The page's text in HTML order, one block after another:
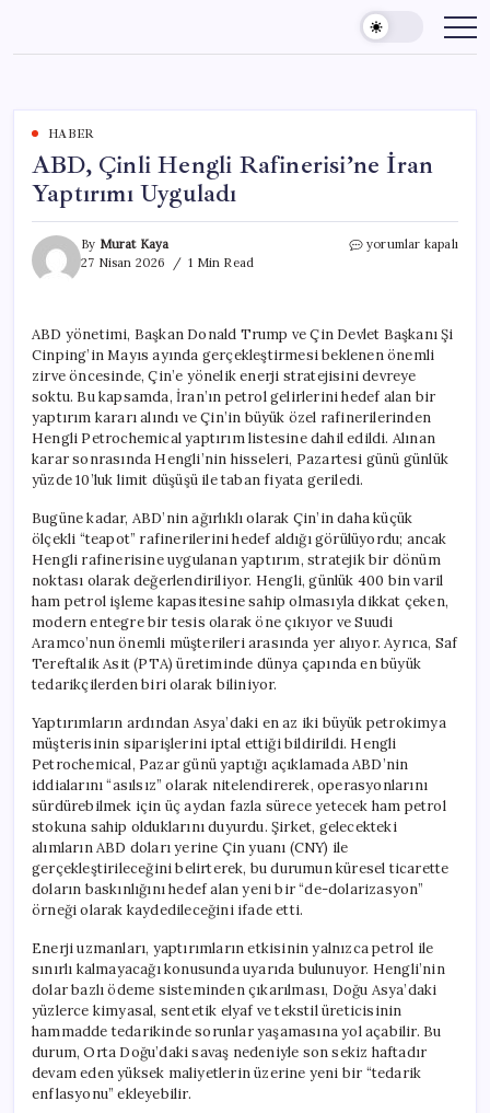
content
HABER
ABD, Çinli Hengli Rafinerisi’ne İran
Yaptırımı Uyguladı
By Murat Kaya
27 Nisan 2026
1 Min Read
ABD,
Yaptırımı
Uyguladı
için
yorumlar kapalı
ABD yönetimi, Başkan Donald Trump ve Çin Devlet Başkanı Şi
Cinping’in Mayıs ayında gerçekleştirmesi beklenen önemli
zirve öncesinde, Çin’e yönelik enerji stratejisini devreye
soktu. Bu kapsamda, İran’ın petrol gelirlerini hedef alan bir
yaptırım kararı alındı ve Çin’in büyük özel rafinerilerinden
Hengli Petrochemical yaptırım listesine dahil edildi. Alınan
karar sonrasında Hengli’nin hisseleri, Pazartesi günü günlük
yüzde 10’luk limit düşüşü ile taban fiyata geriledi.
Bugüne kadar, ABD’nin ağırlıklı olarak Çin’in daha küçük
ölçekli “teapot” rafinerilerini hedef aldığı görülüyordu; ancak
Hengli rafinerisine uygulanan yaptırım, stratejik bir dönüm
noktası olarak değerlendiriliyor. Hengli, günlük 400 bin varil
ham petrol işleme kapasitesine sahip olmasıyla dikkat çeken,
modern entegre bir tesis olarak öne çıkıyor ve Suudi
Aramco’nun önemli müşterileri arasında yer alıyor. Ayrıca, Saf
Tereftalik Asit (PTA) üretiminde dünya çapında en büyük
tedarikçilerden biri olarak biliniyor.
Yaptırımların ardından Asya’daki en az iki büyük petrokimya
müşterisinin siparişlerini iptal ettiği bildirildi. Hengli
Petrochemical, Pazar günü yaptığı açıklamada ABD’nin
iddialarını “asılsız” olarak nitelendirerek, operasyonlarını
sürdürebilmek için üç aydan fazla sürece yetecek ham petrol
stokuna sahip olduklarını duyurdu. Şirket, gelecekteki
alımların ABD doları yerine Çin yuanı (CNY) ile
gerçekleştirileceğini belirterek, bu durumun küresel ticarette
doların baskınlığını hedef alan yeni bir “de-dolarizasyon”
örneği olarak kaydedileceğini ifade etti.
Enerji uzmanları, yaptırımların etkisinin yalnızca petrol ile
sınırlı kalmayacağı konusunda uyarıda bulunuyor. Hengli’nin
dolar bazlı ödeme sisteminden çıkarılması, Doğu Asya’daki
yüzlerce kimyasal, sentetik elyaf ve tekstil üreticisinin
hammadde tedarikinde sorunlar yaşamasına yol açabilir. Bu
durum, Orta Doğu’daki savaş nedeniyle son sekiz haftadır
devam eden yüksek maliyetlerin üzerine yeni bir “tedarik
enflasyonu” ekleyebilir.